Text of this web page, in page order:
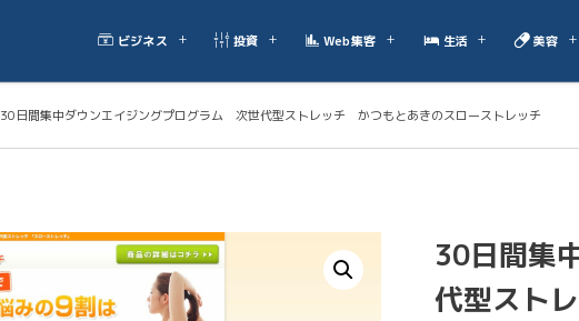
ビジネス 投資 Web集客 生活 美容
30日間集中ダウンエイジングプログラム 次世代型ストレッチ かつもとあきのスローストレッチ
30日間集
代型スト